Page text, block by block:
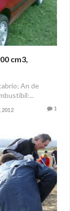
cm3,
An de
2012 1